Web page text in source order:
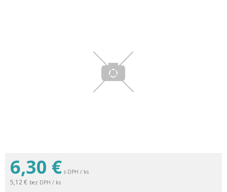
6,30 € s DPH / ks
5,12 € bez DPH / ks